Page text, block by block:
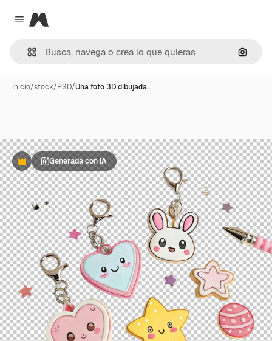
Close menu
Magnific
Inicio/stock/PSD/Una foto 3D dibujada…
PremiumGenerada con IA